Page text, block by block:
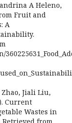
A Heleno,
Fruit and
A
Jiali Liu,
Current
Wastes in